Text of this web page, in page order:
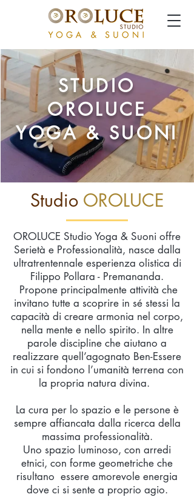
STUDIO
OROLUCE
YOGA & SUONI
Studio OROLUCE
OROLUCE Studio Yoga & Suoni offre
Serietà e Professionalità, nasce dalla
ultratrentennale esperienza olistica di
Filippo Pollara - Premananda.
Propone principalmente attività che
invitano tutte a scoprire in sé stessi la
capacità di creare armonia nel corpo,
nella mente e nello spirito. In altre
parole discipline che aiutano a
realizzare quell’agognato Ben-Essere
in cui si fondono l’umanità terrena con
la propria natura divina.
La cura per lo spazio e le persone è
sempre affiancata dalla ricerca della
massima professionalità.
Uno spazio luminoso, con arredi
etnici, con forme geometriche che
risultano essere amorevole energia
dove ci si sente a proprio agio.